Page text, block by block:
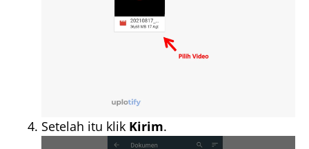
Setelah itu klik Kirim.